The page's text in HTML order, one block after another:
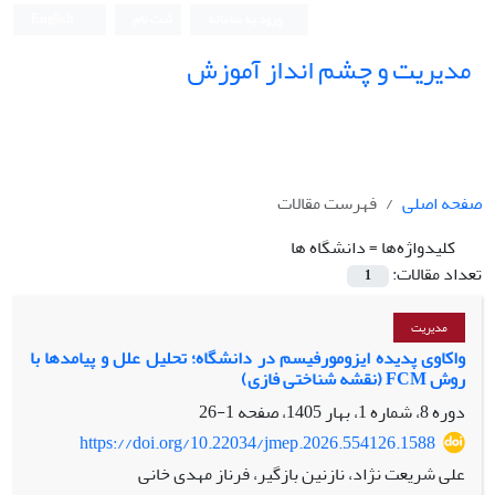
مدیریت و چشم انداز آموزش
صفحه اصلی
فهرست مقالات
کلیدواژه‌ها =دانشگاه ها
تعداد مقالات:
1
مدیریت
واکاوی پدیده ایزومورفیسم در دانشگاه؛ تحلیل علل و پیامدها با
روش FCM (نقشه شناختی فازی)
دوره 8، شماره 1، بهار 1405، صفحه
1-26
https://doi.org/10.22034/jmep.2026.554126.1588
علی شریعت نژاد، نازنین بازگیر، فرناز مهدی خانی